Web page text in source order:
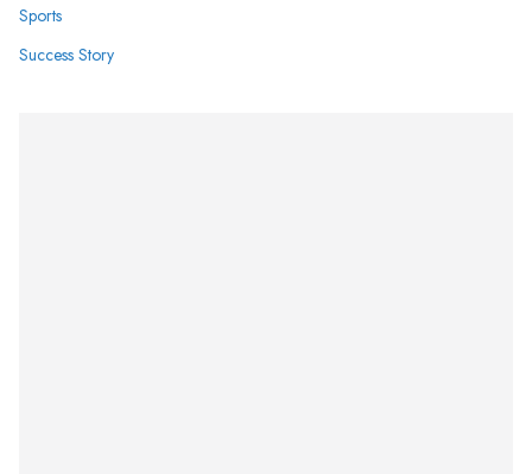
Sports
Success Story